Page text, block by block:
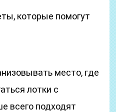
которые помогут
место, где
лотки с
всего подходят